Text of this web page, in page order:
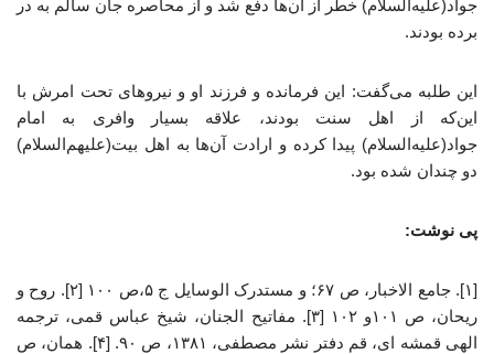
جواد(علیه‌السلام) خطر از آن‌ها دفع شد و از محاصره جان سالم به در
برده بودند.
این طلبه می‌گفت: این فرمانده و فرزند او و نیروهای تحت امرش با
این‌که از اهل سنت بودند، علاقه بسیار وافری به امام
جواد(علیه‌السلام) پیدا کرده و ارادت آن‌ها به اهل بیت(علیهم‌السلام)
دو چندان شده بود.
پی نوشت:
[۱]. جامع الاخبار، ص ۶۷؛ و مستدرک الوسایل ج ۵،ص ۱۰۰ [۲]. روح و
ریحان، ص ۱۰۱و ۱۰۲ [۳]. مفاتیح الجنان، شیخ عباس قمی، ترجمه
الهی قمشه ای، قم دفتر نشر مصطفی، ۱۳۸۱، ص ۹۰. [۴]. همان، ص